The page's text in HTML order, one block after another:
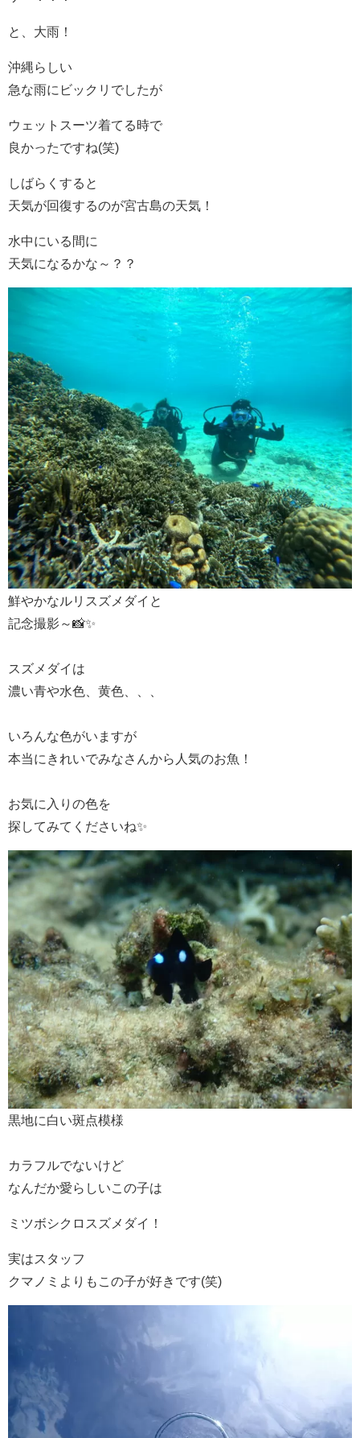
と、大雨！
沖縄らしい
急な雨にビックリでしたが
ウェットスーツ着てる時で
良かったですね(笑)
しばらくすると
天気が回復するのが宮古島の天気！
水中にいる間に
天気になるかな～？？
鮮やかなルリスズメダイと
記念撮影～📸✨
スズメダイは
濃い青や水色、黄色、、、
いろんな色がいますが
本当にきれいでみなさんから人気のお魚！
お気に入りの色を
探してみてくださいね✨
黒地に白い斑点模様
カラフルでないけど
なんだか愛らしいこの子は
ミツボシクロスズメダイ！
実はスタッフ
クマノミよりもこの子が好きです(笑)